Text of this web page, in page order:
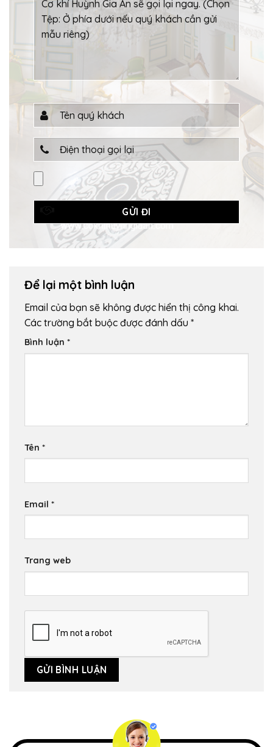
Để lại một bình luận
Email của bạn sẽ không được hiển thị công khai.
Các trường bắt buộc được đánh dấu *
Bình luận *
Tên *
Email *
Trang web